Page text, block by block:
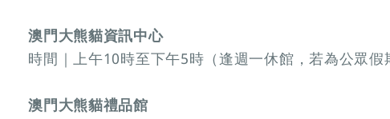
澳門大熊貓資訊中心
時間｜上午10時至下午5時（逢週一休館，若為公眾假
澳門大熊貓禮品館